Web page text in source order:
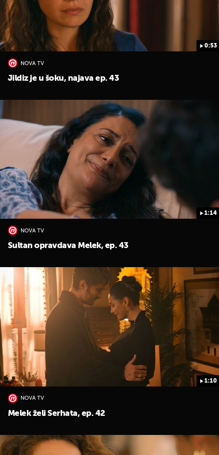
0:53
NOVA TV
Jildiz je u šoku, najava ep. 43
1:14
NOVA TV
Sultan opravdava Melek, ep. 43
1:10
NOVA TV
Melek želi Serhata, ep. 42